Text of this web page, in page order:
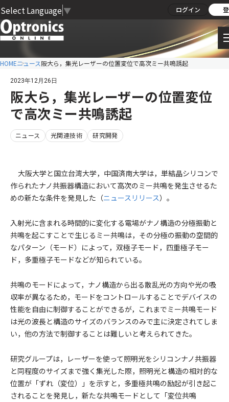
Select Language ▼ ログイン
HOMEニュース阪大ら，集光レーザーの位置変位で高次ミー共鳴誘起
2023年12月26日
阪大ら，集光レーザーの位置変位
で高次ミー共鳴誘起
ニュース 光関連技術 研究開発
大阪大学と国立台湾大学，中国済南大学は，単結晶シリコンで
作られたナノ共振器構造において高次のミー共鳴を発生させるた
めの新たな条件を発見した（ニュースリリース）。
入射光に含まれる時間的に変化する電場がナノ構造の分極振動と
共鳴を起こすことで生じるミー共鳴は，その分極の振動の空間的
なパターン（モード）によって，双極子モード，四重極子モー
ド，多重極子モードなどが知られている。
共鳴のモードによって，ナノ構造から出る散乱光の方向や光の吸
収率が異なるため，モードをコントロールすることでデバイスの
性能を自由に制御することができるが，これまでミー共鳴モード
は光の波長と構造のサイズのバランスのみで主に決定されてしま
い，他の方法で制御することは難しいと考えられてきた。
研究グループは，レーザーを使って照明光をシリコンナノ共振器
と同程度のサイズまで強く集光した際，照明光と構造の相対的な
位置が「ずれ（変位）」を示すと，多重極共鳴の励起が引き起こ
されることを発見し，新たな共鳴モードとして「変位共鳴